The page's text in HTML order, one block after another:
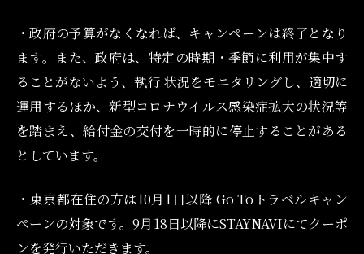
・政府の予算がなくなれば、キャンペーンは終了となり
ます。また、政府は、特定の時期・季節に利用が集中す
ることがないよう、執行 状況をモニタリングし、適切に
運用するほか、新型コロナウイルス感染症拡大の状況等
を踏まえ、給付金の交付を一時的に停止することがある
としています。
・東京都在住の方は10月1日以降 Go Toトラベルキャン
ペーンの対象です。9月18日以降にSTAYNAVIにてクーポ
ンを発行いただきます。